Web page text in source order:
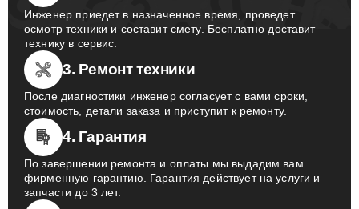
Инженер приедет в назначенное время, проведет
осмотр техники и составит смету. Бесплатно доставит
технику в сервис.
3. Ремонт техники
После диагностики инженер согласует с вами сроки,
стоимость, детали заказа и приступит к ремонту.
4. Гарантия
По завершении ремонта и оплаты мы выдадим вам
фирменную гарантию. Гарантия действует на услуги и
запчасти до 3 лет.